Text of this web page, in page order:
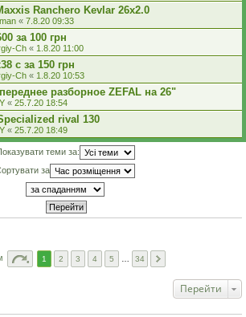
Ranchero Kevlar 26x2.0
« 7.8.20 09:33
за 100 грн
Ch « 1.8.20 11:00
с за 150 грн
Ch « 1.8.20 10:53
разборное ZEFAL на 26"
« 25.7.20 18:54
rival 130
« 25.7.20 18:49
теми за:
за
1 2 3 4 5 34
Перейти